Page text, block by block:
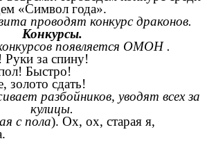
«Символ года».
проводят конкурс драконов.
Конкурсы.
появляется ОМОН .
Руки за спину!
Быстро!
золото сдать!
разбойников, уводят всех за
кулицы.
с пола). Ох, ох, старая я,